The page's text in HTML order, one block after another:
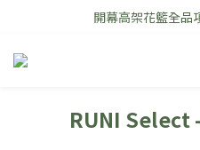
\ 七夕情人節
開幕高架花籃全品
\ 七夕情人節
RUNI Select